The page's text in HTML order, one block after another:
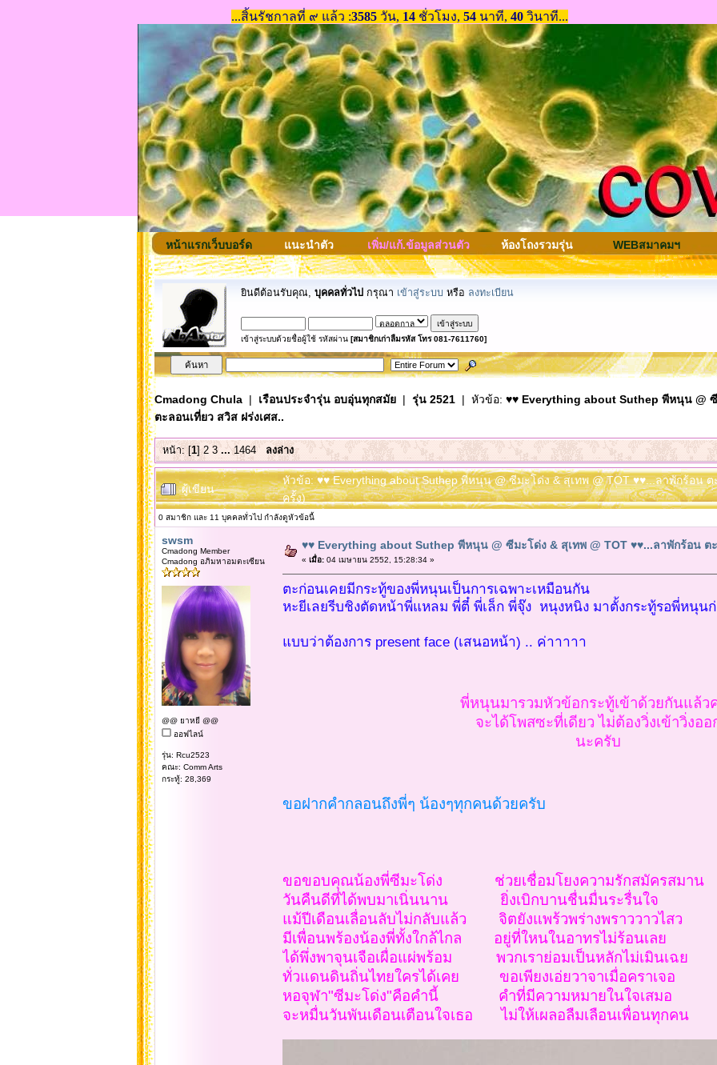
หน้าแรกเว็บบอร์ด แนะนำตัว เพิ่ม/แก้.ข้อมูลส่วนตัว ห้องโถงรวมรุ่น WEBสมาคมฯ
ยินดีต้อนรับคุณ, บุคคลทั่วไป กรุณา เข้าสู่ระบบ หรือ ลงทะเบียน
เข้าสู่ระบบด้วยชื่อผู้ใช้ รหัสผ่าน [สมาชิกเก่าลืมรหัส โทร 081-7611760]
Cmadong Chula| เรือนประจำรุ่น อบอุ่นทุกสมัย| รุ่น 2521| หัวข้อ: ♥♥ Everything about Suthep พีหนุน @
ตะลอนเที่ยว สวิส ฝร่งเศส..
หน้า: [1]2 3 ...1464 ลงล่าง
ผู้เขียน
หัวข้อ: ♥♥ Everything about Suthep พีหนุน @ ซีมะโด่ง & สุเทพ @ TOT ♥♥...ลาพักร้อน
ครั้ง)
0 สมาชิก และ 11 บุคคลทั่วไป กำลังดูหัวข้อนี้
swsm
Cmadong Member
Cmadong อภิมหาอมตะเซียน
@@ ยาหยี @@
ออฟไลน์
รุ่น: Rcu2523
คณะ: Comm Arts
กระทู้: 28,369
♥♥ Everything about Suthep พีหนุน @ ซีมะโด่ง & สุเทพ @ TOT ♥♥...ลาพักร้อน ต
« เมื่อ:04 เมษายน 2552, 15:28:34 »
ตะก่อนเคยมีกระทู้ของพี่หนุนเป็นการเฉพาะเหมือนกัน
หะยีเลยรีบชิงตัดหน้าพี่แหลม พี่ตี๋ พี่เล็ก พี่จุ๊ง หนุงหนิง มาตั้งกระทู้รอพี่หนุน
แบบว่าต้องการ present face (เสนอหน้า) .. ค่าาาาา
พี่หนุนมารวมหัวข้อกระทู้เข้าด้วยกันแล้ว
จะได้โพสซะที่เดียว ไม่ต้องวิ่งเข้าวิ่งออ
นะครับ
ขอฝากคำกลอนถึงพี่ๆ น้องๆทุกคนด้วยครับ
ขอขอบคุณน้องพี่ซีมะโด่ง ช่วยเชื่อมโยงความรักสมัครสมาน
วันคืนดีที่ได้พบมาเนิ่นนาน ยิ่งเบิกบานชื่นมื่นระรื่นใจ
แม้ปีเดือนเลื่อนลับไม่กลับแล้ว จิตยังแพร้วพร่างพราววาวไสว
มีเพื่อนพร้องน้องพี่ทั้งใกล้ไกล อยู่ที่ใหนในอาทรไม่ร้อนเลย
ได้พึ่งพาจุนเจือเผื่อแผ่พร้อม พวกเราย่อมเป็นหลักไม่เมินเฉย
ทั่วแดนดินถิ่นไทยใครได้เคย ขอเพียงเอ่ยวาจาเมื่อคราเจอ
หอจุฬา"ซีมะโด่ง"คือคำนี้ คำที่มีความหมายในใจเสมอ
จะหมื่นวันพันเดือนเตือนใจเธอ ไม่ให้เผลอลืมเลือนเพื่อนทุกคน